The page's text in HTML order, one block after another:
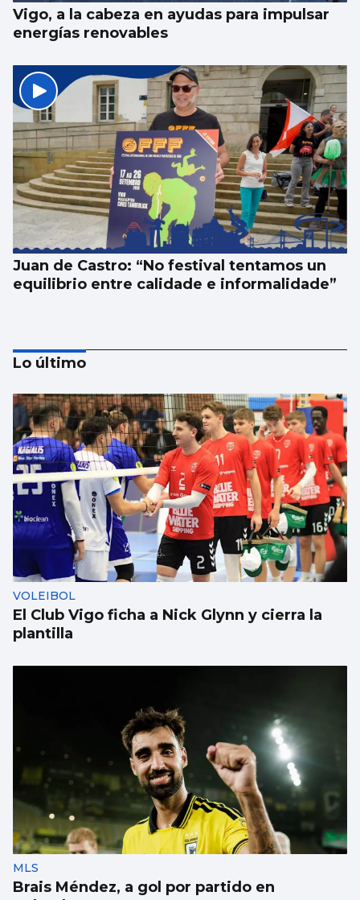
Vigo, a la cabeza en ayudas para impulsar
energías renovables
Juan de Castro: “No festival tentamos un
equilibrio entre calidade e informalidade”
SANIDAD
Pacientes de Vigo participan en un estudio
sobre hemodiálisis
Lo último
VOLEIBOL
El Club Vigo ficha a Nick Glynn y cierra la
plantilla
MLS
Brais Méndez, a gol por partido en